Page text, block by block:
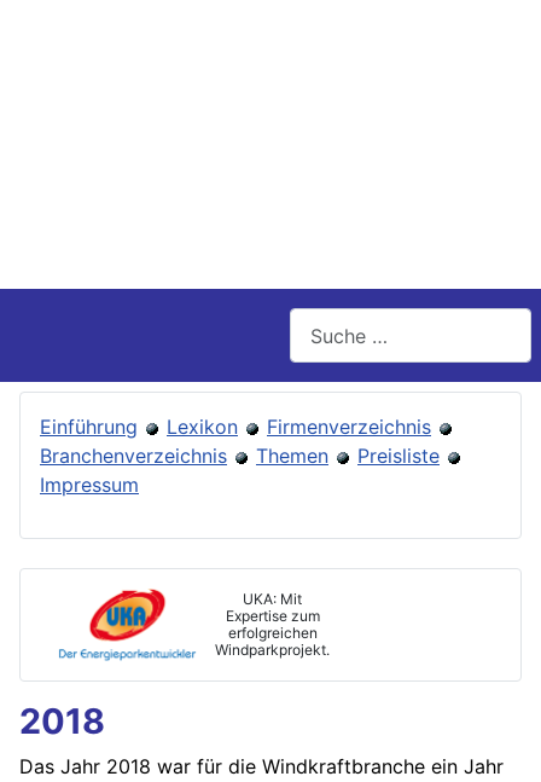
Einführung Lexikon
Firmenverzeichnis
Branchenverzeichnis
Themen
Preisliste
Impressum
UKA: Mit
Expertise zum
erfolgreichen
Windparkprojekt.
2018
Das Jahr 2018 war für die Windkraftbranche ein Jahr